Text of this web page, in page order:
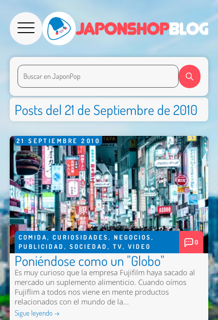
Posts del 21 de Septiembre de 2010
21 SEPTIEMBRE 2010
COMIDA, CURIOSIDADES, NEGOCIOS,
PUBLICIDAD , SOCIEDAD , TV, VIDEO
0
Poniéndose como un "Globo"
Es muy curioso que la empresa Fujifilm haya sacado al
mercado un suplemento alimenticio. Cuando oímos
Fujiflim a todos nos viene en mente productos
relacionados con el mundo de la...
Sigue leyendo →